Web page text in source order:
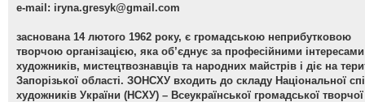
e-mail: iryna.gresyk@gmail.com
заснована 14 лютого 1962 року, є громадською неприбутковою
творчою організацією, яка об’єднує за професійними інтересами
художників, мистецтвознавців та народних майстрів і діє на
Запорізької області. ЗОНСХУ входить до складу Національної
художників України (НСХУ) – Всеукраїнської громадської творчої